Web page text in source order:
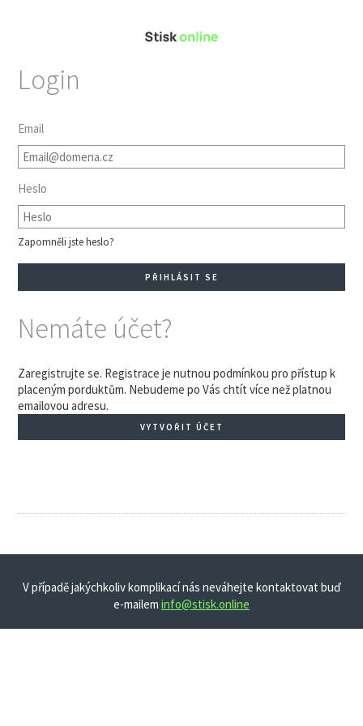
Login
Email
Heslo
Zapomněli jste heslo?
Nemáte účet?
Zaregistrujte se. Registrace je nutnou podmínkou pro přístup k
placeným porduktům. Nebudeme po Vás chtít více než platnou
emailovou adresu.
VYTVOŘIT ÚČET
V případě jakýchkoliv komplikací nás neváhejte kontaktovat buď
e-mailem info@stisk.online